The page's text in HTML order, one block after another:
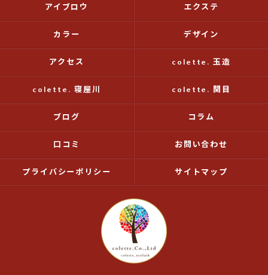
アイブロウ エクステ
カラー デザイン
アクセス colette. 玉造
colette. 寝屋川 colette. 関目
ブログ コラム
口コミ お問い合わせ
プライバシーポリシー サイトマップ